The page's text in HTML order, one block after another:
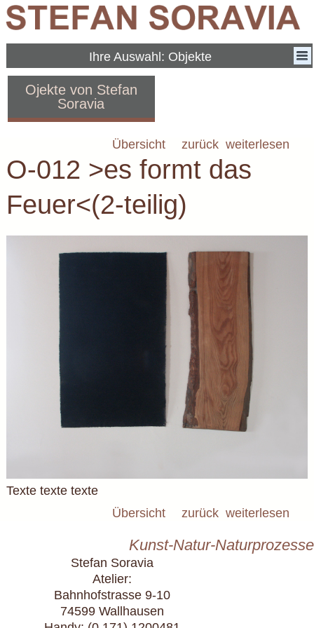
Ihre Auswahl: Objekte
Ojekte von Stefan
Soravia
Übersicht zurück weiterlesen
O-012 >es formt das
Feuer<(2-teilig)
Texte texte texte
Übersicht
zurück weiterlesen
Kunst-Natur-Naturprozesse
Stefan Soravia
Atelier:
Bahnhofstrasse 9-10
74599 Wallhausen